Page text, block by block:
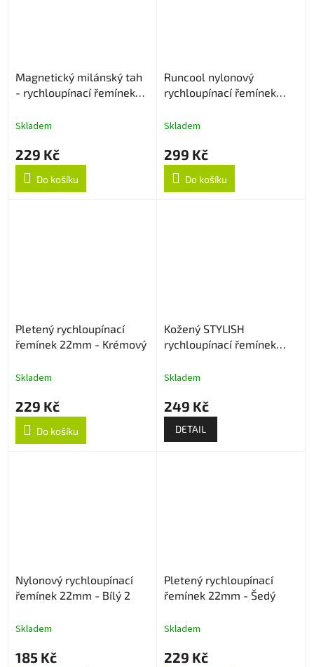
Magnetický milánský tah
- rychloupínací řemínek
Skladem
229 Kč
Do košíku
Runcool nylonový
rychloupínací řemínek
Skladem
299 Kč
Do košíku
Pletený rychloupínací
řemínek 22mm - Krémový
Skladem
229 Kč
Do košíku
Kožený STYLISH
rychloupínací řemínek
Skladem
249 Kč
DETAIL
Nylonový rychloupínací
řemínek 22mm - Bílý 2
Skladem
185 Kč
Pletený rychloupínací
řemínek 22mm - Šedý
Skladem
229 Kč